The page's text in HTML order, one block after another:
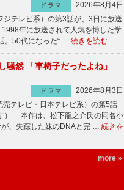
ドラマ
2026年8月4日
テレビ系）の第3話が、3日に放送
年に放送されて人気を博した学
。50代になった“ … 続きを読む
騒然 「車椅子だったよね」
ドラマ
2026年8月3日
テレビ・日本テレビ系）の第5話
） 本作は、松下龍之介氏の同名小
、失踪した妹のDNAと完 … 続きを
more »